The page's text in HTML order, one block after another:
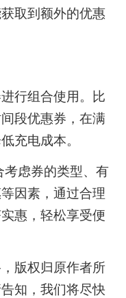
取到额外的优惠
行组合使用。比
段优惠券，在满
充电成本。
虑券的类型、有
因素，通过合理
惠，轻松享受便
版权归原作者所
知，我们将尽快